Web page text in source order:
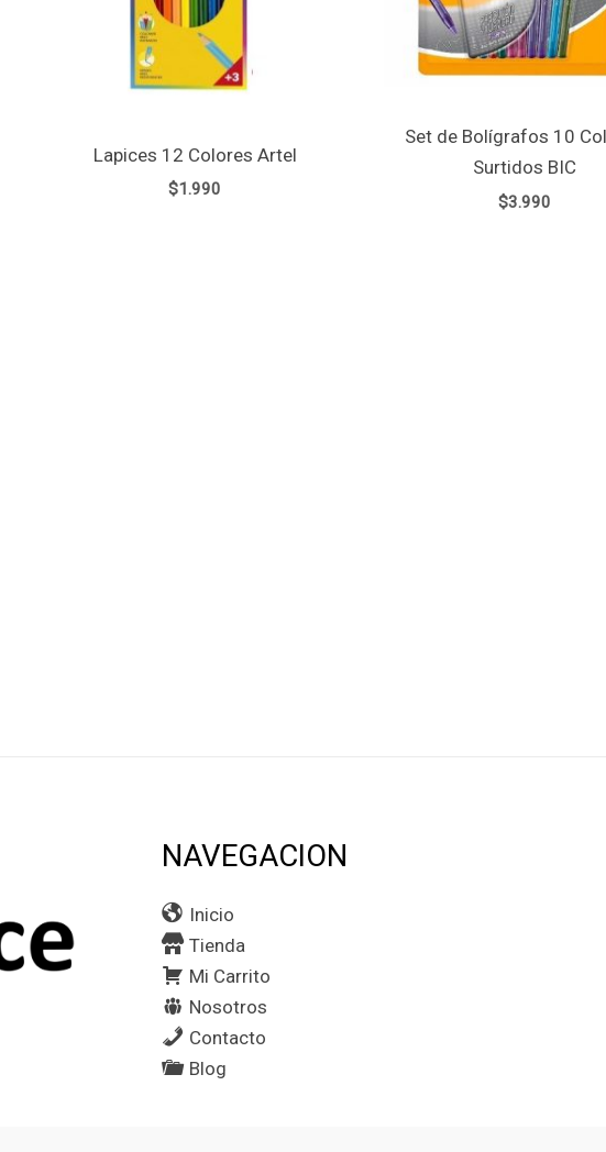
Lapices 12 Colores Artel
$1.990
Set de Bolígrafos 10
Surtidos BIC
$3.990
NAVEGACION
Inicio
Tienda
Mi Carrito
Nosotros
Contacto
Blog